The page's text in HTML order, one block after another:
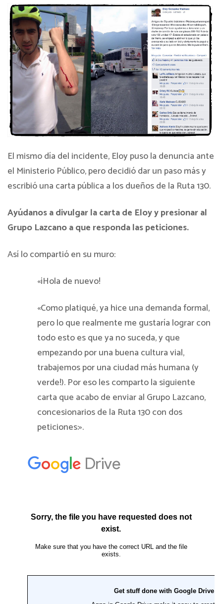
El mismo día del incidente, Eloy puso la denuncia ante
el Ministerio Público, pero decidió dar un paso más y
escribió una carta pública a los dueños de la Ruta 130.
Ayúdanos a divulgar la carta de Eloy y presionar al
Grupo Lazcano a que responda las peticiones.
Así lo compartió en su muro:
«¡Hola de nuevo!
«Como platiqué, ya hice una demanda formal,
pero lo que realmente me gustaría lograr con
todo esto es que ya no suceda, y que
empezando por una buena cultura vial,
trabajemos por una ciudad más humana (y
verde!). Por eso les comparto la siguiente
carta que acabo de enviar al Grupo Lazcano,
concesionarios de la Ruta 130 con dos
peticiones:».